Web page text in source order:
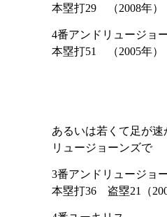
本塁打29 （2008年）
4番アンドリュージョ
本塁打51 （2005年）
あるいは若くて足が速
リュージョーンズで
3番アンドリュージョ
本塁打36 盗塁21 （